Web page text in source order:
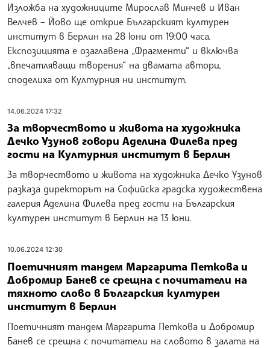
Изложба на художниците Мирослав Минчев и Иван
Велчев – Йово ще открие Българският културен
институт в Берлин на 28 юни от 19:00 часа.
Експозицията е озаглавена „Фрагменти“ и включва
„впечатляващи творения“ на двамата автори,
споделиха от Културния ни институт.
14.06.2024 17:32
За творчеството и живота на художника
Дечко Узунов говори Аделина Филева пред
гости на Културния институт в Берлин
За творчеството и живота на художника Дечко Узунов
разказа директорът на Софийска градска художествена
галерия Аделина Филева пред гости на Българския
културен институт в Берлин на 13 юни.
10.06.2024 12:30
Поетичният тандем Маргарита Петкова и
Добромир Банев се срещна с почитатели на
тяхното слово в Българския културен
институт в Берлин
Поетичният тандем Маргарита Петкова и Добромир
Банев се срещна с почитатели на словото в залата на